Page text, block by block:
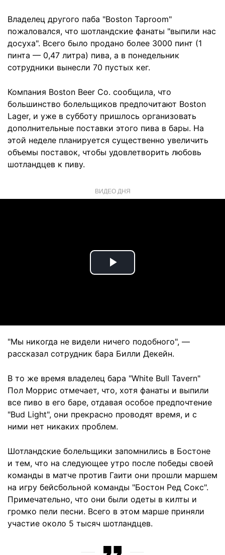
Владелец другого паба "Boston Taproom"
пожаловался, что шотландские фанаты "выпили нас
досуха". Всего было продано более 3000 пинт (1
пинта — 0,47 литра) пива, а в понедельник
сотрудники вынесли 70 пустых кег.
Компания Boston Beer Co. сообщила, что
большинство болельщиков предпочитают Boston
Lager, и уже в субботу пришлось организовать
дополнительные поставки этого пива в бары. На
этой неделе планируется существенно увеличить
объемы поставок, чтобы удовлетворить любовь
шотландцев к пиву.
ВИДЕО ДНЯ
Play
"Мы никогда не видели ничего подобного", —
рассказал сотрудник бара Билли Декейн.
В то же время владелец бара "White Bull Tavern"
Пол Моррис отмечает, что, хотя фанаты и выпили
все пиво в его баре, отдавая особое предпочтение
"Bud Light", они прекрасно проводят время, и с
ними нет никаких проблем.
Шотландские болельщики запомнились в Бостоне
и тем, что на следующее утро после победы своей
команды в матче против Гаити они прошли маршем
на игру бейсбольной команды "Бостон Ред Сокс".
Примечательно, что они были одеты в килты и
громко пели песни. Всего в этом марше приняли
участие около 5 тысяч шотландцев.